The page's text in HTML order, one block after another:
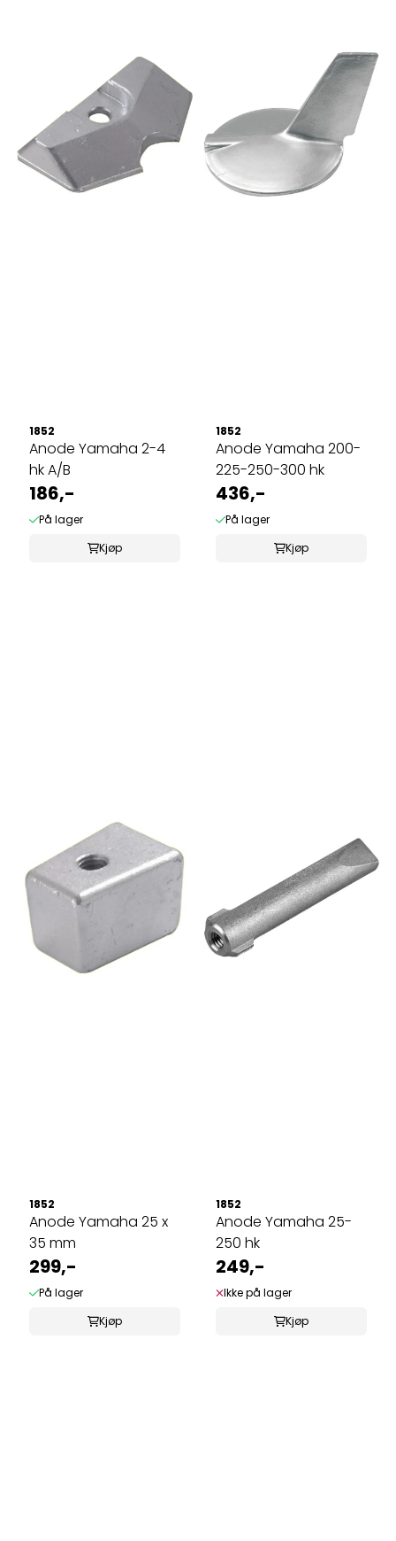
1852
Anode Yamaha 2-4
hk A/B
186,-
På lager
Kjøp
1852
Anode Yamaha 200-
225-250-300 hk
436,-
På lager
Kjøp
1852
Anode Yamaha 25 x
35 mm
299,-
På lager
Kjøp
1852
Anode Yamaha 25-
250 hk
249,-
Ikke på lager
Kjøp